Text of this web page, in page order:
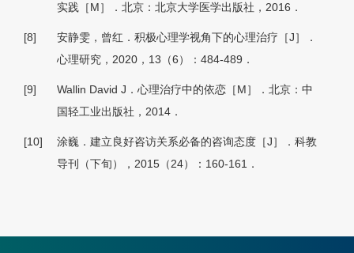
实践［M］．北京：北京大学医学出版社，2016．
[8]
安静雯，曾红．积极心理学视角下的心理治疗［J］．
心理研究，2020，13（6）：484-489．
[9]
Wallin David J．心理治疗中的依恋［M］．北京：中
国轻工业出版社，2014．
[10]
涂巍．建立良好咨访关系必备的咨询态度［J］．科教
导刊（下旬），2015（24）：160-161．